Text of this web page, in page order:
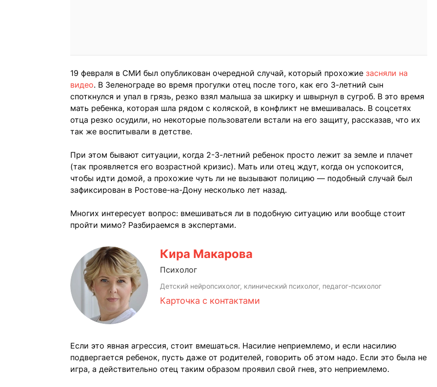
19 февраля в СМИ был опубликован очередной случай, который прохожие засняли на
видео. В Зеленограде во время прогулки отец после того, как его 3-летний сын
споткнулся и упал в грязь, резко взял малыша за шкирку и швырнул в сугроб. В это время
мать ребенка, которая шла рядом с коляской, в конфликт не вмешивалась. В соцсетях
отца резко осудили, но некоторые пользователи встали на его защиту, рассказав, что их
так же воспитывали в детстве.
При этом бывают ситуации, когда 2-3-летний ребенок просто лежит за земле и плачет
(так проявляется его возрастной кризис). Мать или отец ждут, когда он успокоится,
чтобы идти домой, а прохожие чуть ли не вызывают полицию — подобный случай был
зафиксирован в Ростове-на-Дону несколько лет назад.
Многих интересует вопрос: вмешиваться ли в подобную ситуацию или вообще стоит
пройти мимо? Разбираемся в экспертами.
Кира Макарова
Психолог
Детский нейропсихолог, клинический психолог, педагог-психолог
Карточка с контактами
Если это явная агрессия, стоит вмешаться. Насилие неприемлемо, и если насилию
подвергается ребенок, пусть даже от родителей, говорить об этом надо. Если это была не
игра, а действительно отец таким образом проявил свой гнев, это неприемлемо.